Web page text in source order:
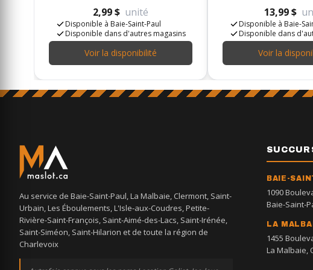
2,99 $ unité
Disponible à Baie-Saint-Paul
Disponible dans d'autres magasins
Voir la disponibilité
13,99 $
Disponible à Baie-
Disponible dans
Voir la
Au service de Baie-Saint-Paul, La Malbaie, Clermont, Saint-
Urbain, Les Éboulements, L'Isle-aux-Coudres, Petite-
Rivière-Saint-François, Saint-Aimé-des-Lacs, Saint-Irénée,
Saint-Siméon, Saint-Hilarion et de toute la région de
Charlevoix
BAIE-
1090
Baie-Saint-
LA
1455
La Malbaie,